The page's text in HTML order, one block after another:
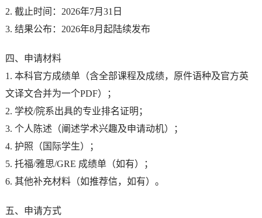
2. 截止时间：2026年7月31日
3. 结果公布：2026年8月起陆续发布
四、申请材料
1. 本科官方成绩单（含全部课程及成绩，原件语种及官方英
文译文合并为一个PDF）；
2. 学校/院系出具的专业排名证明；
3. 个人陈述（阐述学术兴趣及申请动机）；
4. 护照（国际学生）；
5. 托福/雅思/GRE 成绩单（如有）；
6. 其他补充材料（如推荐信，如有）。
五、申请方式